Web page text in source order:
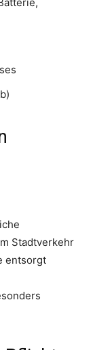
Stadtverkehr
entsorgt